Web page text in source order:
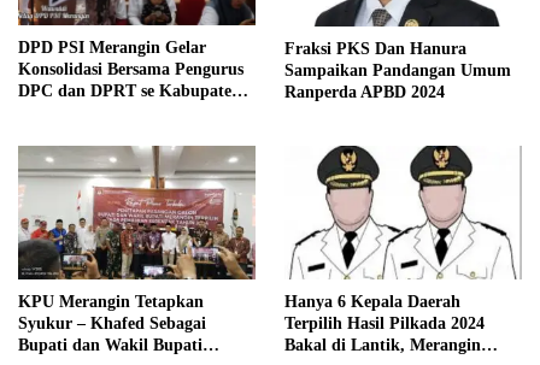
DPD PSI Merangin Gelar
Konsolidasi Bersama Pengurus
DPC dan DPRT se Kabupaten
Fraksi PKS Dan Hanura
Sampaikan Pandangan Umum
Ranperda APBD 2024
KPU Merangin Tetapkan
Syukur – Khafed Sebagai
Bupati dan Wakil Bupati
Hanya 6 Kepala Daerah
Terpilih Hasil Pilkada 2024
Bakal di Lantik, Merangin